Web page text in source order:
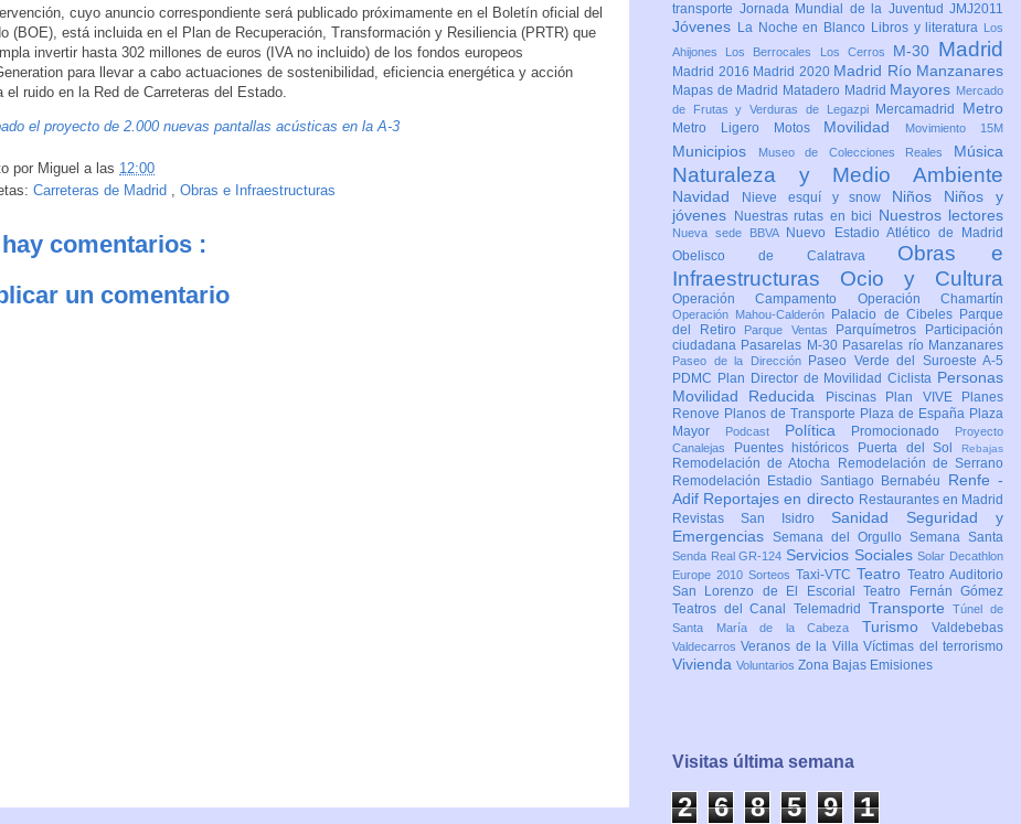
cuyo anuncio correspondiente será publicado próximamente en el Boletín oficial del
(BOE), está incluida en el Plan de Recuperación, Transformación y Resiliencia (PRTR) que
invertir hasta 302 millones de euros (IVA no incluido) de los fondos europeos
para llevar a cabo actuaciones de sostenibilidad, eficiencia energética y acción
el ruido en la Red de Carreteras del Estado.
el proyecto de 2.000 nuevas pantallas acústicas en la A-3
por Miguel a las 12:00
Carreteras de Madrid , Obras e Infraestructuras
comentarios :
un comentario
transporte Jornada Mundial de la Juventud JMJ2011
Jóvenes La Noche en Blanco Libros y literatura
Los
Ahijones
Los Berrocales Los Cerros M-30 Madrid
Madrid 2016 Madrid 2020 Madrid Río Manzanares
Mapas de Madrid Matadero Madrid Mayores Mercado
de Frutas y Verduras de Legazpi
Mercamadrid Metro
Metro Ligero Motos Movilidad Movimiento 15M
Municipios Museo de Colecciones Reales Música
Naturaleza y Medio Ambiente
Navidad Nieve esquí y snow Niños Niños y
jóvenes
Nuestras rutas en bici Nuestros lectores
Nueva sede BBVA
Nuevo Estadio Atlético de Madrid
Obelisco de Calatrava Obras e
Infraestructuras Ocio y Cultura
Operación Campamento Operación Chamartín
Operación Mahou-Calderón Palacio de Cibeles Parque
del Retiro
Parque Ventas Parquímetros
Participación
ciudadana Pasarelas M-30 Pasarelas río Manzanares
Paseo de la Dirección
Paseo Verde del Suroeste A-5
PDMC Plan Director de Movilidad Ciclista Personas
Movilidad Reducida
Piscinas Plan VIVE
Planes
Renove Planos de Transporte Plaza de España Plaza
Mayor
Podcast Política Promocionado
Proyecto
Canalejas
Puentes históricos Puerta del Sol Rebajas
Remodelación de Atocha
Remodelación de Serrano
Remodelación Estadio Santiago Bernabéu Renfe -
Adif Reportajes en directo Restaurantes en Madrid
Revistas San Isidro Sanidad Seguridad y
Emergencias Semana del Orgullo Semana Santa
Senda Real GR-124 Servicios SocialesSolar Decathlon
Europe 2010 Sorteos Taxi-VTC Teatro Teatro Auditorio
San Lorenzo de El EscorialTeatro Fernán Gómez
Teatros del Canal Telemadrid TransporteTúnel de
Santa María de la Cabeza Turismo Valdebebas
ValdecarrosVeranos de la VillaVíctimas del terrorismo
Vivienda Voluntarios Zona Bajas Emisiones
Visitas última semana
2 6 8 5 9 2